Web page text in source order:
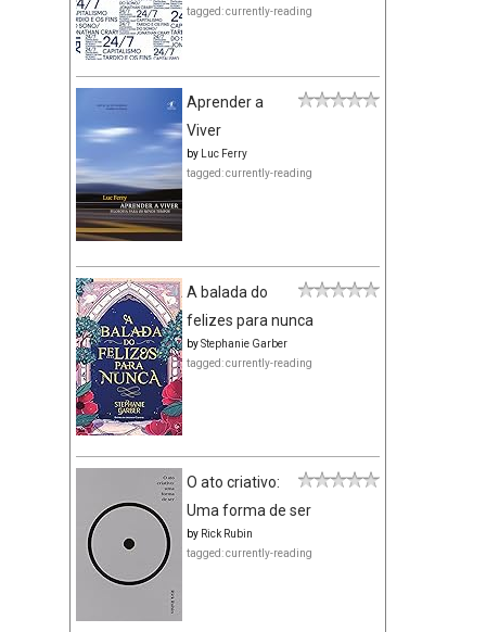
tagged: currently-reading
Aprender a
Viver
by Luc Ferry
tagged: currently-reading
A balada do
felizes para nunca
byStephanie Garber
tagged: currently-reading
O ato criativo:
Uma forma de ser
by Rick Rubin
tagged: currently-reading